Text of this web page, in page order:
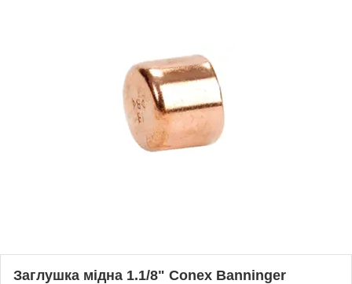
Заглушка мідна 1.1/8" Conex Banninger